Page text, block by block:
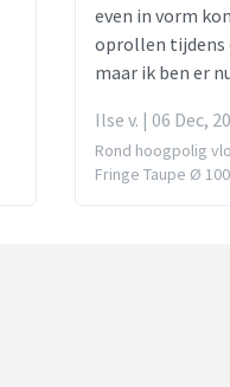
even in vorm
oprollen tijdens
maar ik ben er
Ilse v. | 06 Dec,
Rond hoogpolig
Fringe Taupe Ø